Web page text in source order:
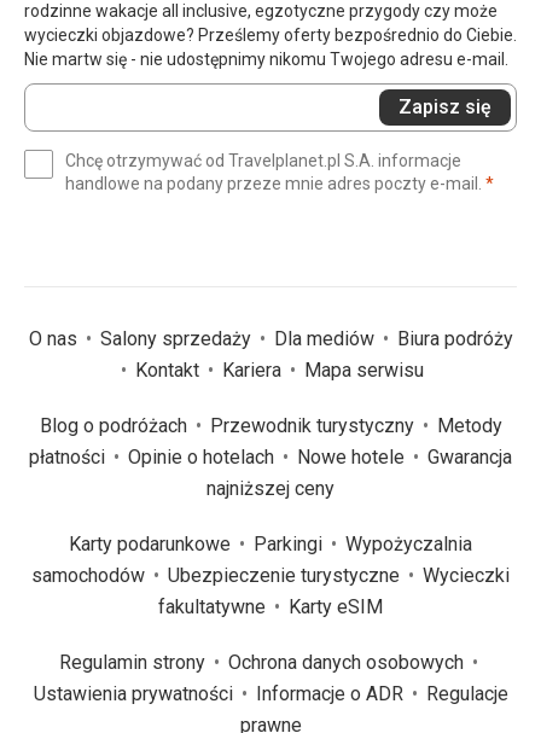
rodzinne wakacje all inclusive, egzotyczne przygody czy może
wycieczki objazdowe? Prześlemy oferty bezpośrednio do Ciebie.
Nie martw się - nie udostępnimy nikomu Twojego adresu e-mail.
Wprowadź
swój
(wymagane)
Zapisz się
Chcę otrzymywać od Travelplanet.pl S.A. informacje
handlowe na podany przeze mnie adres poczty e-mail. *
O nas Salony sprzedaży Dla mediów
Biura podróży
Kontakt
Kariera Mapa serwisu
Blog o podróżach Przewodnik turystyczny
Metody
płatności
Opinie o hotelach Nowe hotele
Gwarancja
najniższej ceny
Karty podarunkowe Parkingi
Wypożyczalnia
samochodów
Ubezpieczenie turystyczne
Wycieczki
fakultatywne
Karty eSIM
Regulamin strony
Ochrona danych osobowych
Ustawienia prywatności
Informacje o ADR
Regulacje
prawne